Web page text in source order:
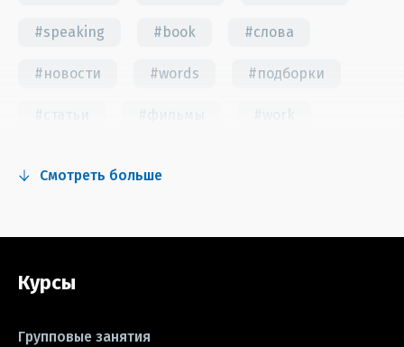
#speaking #book #слова
#новости #words #подборки
#grammar #writing #упражнения
#песни
Смотреть больше
Курсы
Групповые занятия